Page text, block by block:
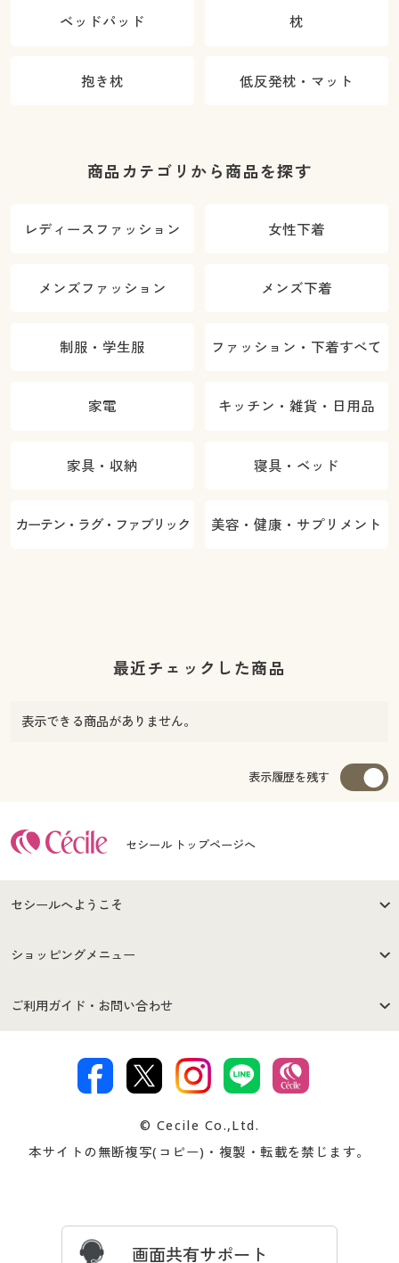
ベッドパッド 枕
抱き枕 低反発枕・マット
商品カテゴリから商品を探す
レディースファッション 女性下着
メンズファッション メンズ下着
制服・学生服 ファッション・下着すべて
家電 キッチン・雑貨・日用品
家具・収納 寝具・ベッド
カーテン・ラグ・ファブリック 美容・健康・サプリメント
最近チェックした商品
表示できる商品がありません。
表示履歴を残す
セシール トップページへ
セシールへようこそ
はじめての方へ
セシールご利用規約
著作権・商標について 会社案内
ショッピングメニュー
商品カテゴリ
プレゼント＆キャンペーン サイトマップ
ご利用ガイド・お問い合わせ
交換・返品は お支払は
ついて
忘れの場合
© Cecile Co.,Ltd.
本サイトの無断複写(コピー)・複製・転載を禁じます。
画面共有サポート